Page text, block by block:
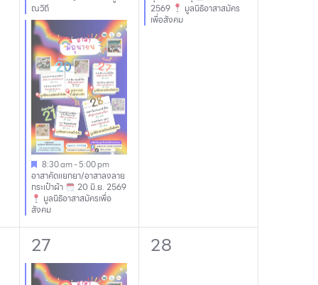
ณวิถี
8:30 am-5:00 pm
อาสาคัดแยกยา/อาสาลงลาย
กระเป๋าผ้า
20 มิ.ย. 2569
มูลนิธิอาสาสมัครเพื่อ
สังคม
2569
มูลนิธิอาสาสมัคร
เพื่อสังคม
1
event,
27
0
28